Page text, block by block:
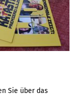
Sie über das